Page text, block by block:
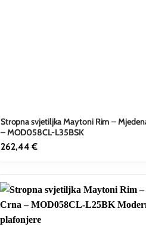
Stropna svjetiljka Maytoni Rim –
– MOD058CL-L35BSK
262,44 €